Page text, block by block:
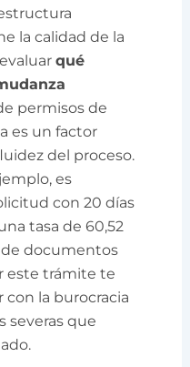
la calidad de la
qué
permisos de
es un factor
del proceso.
es
con 20 días
tasa de 60,52
documentos
este trámite te
con la burocracia
severas que